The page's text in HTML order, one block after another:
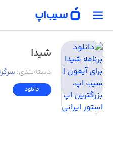
شیدا
دسته‌بندی:
دانلود